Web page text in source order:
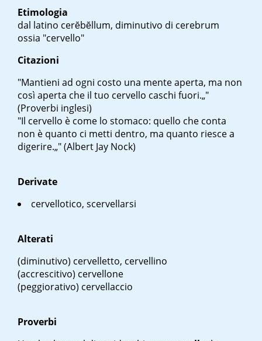
Etimologia
dal latino cerĕbĕllum, diminutivo di cerebrum
ossia "cervello"
Citazioni
"Mantieni ad ogni costo una mente aperta, ma non
così aperta che il tuo cervello caschi fuori.„"
(Proverbi inglesi)
"Il cervello è come lo stomaco: quello che conta
non è quanto ci metti dentro, ma quanto riesce a
digerire.„" (Albert Jay Nock)
Derivate
cervellotico, scervellarsi
Alterati
(diminutivo) cervelletto, cervellino
(accrescitivo) cervellone
(peggiorativo) cervellaccio
Proverbi